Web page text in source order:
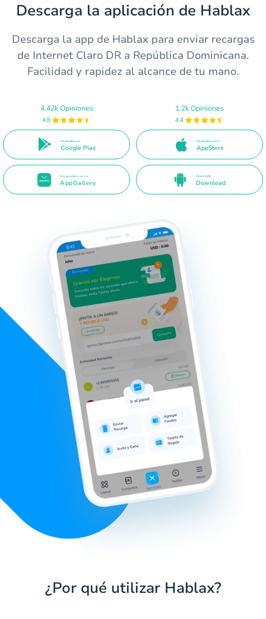
Descarga la aplicación de Hablax
Descarga la app de Hablax para enviar recargas
de Internet Claro DR a República Dominicana.
Facilidad y rapidez al alcance de tu mano.
4.42k Opiniones
4.8
Disponible en
Google Play
1.2k Opiniones
4.4
Disponible en la
AppStore
Disponible en la
AppGallery
Direct APK
Download
¿Por qué utilizar Hablax?